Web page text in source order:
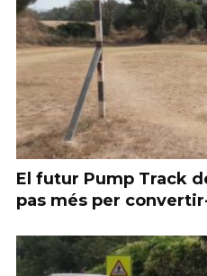
El futur Pump Track
pas més per